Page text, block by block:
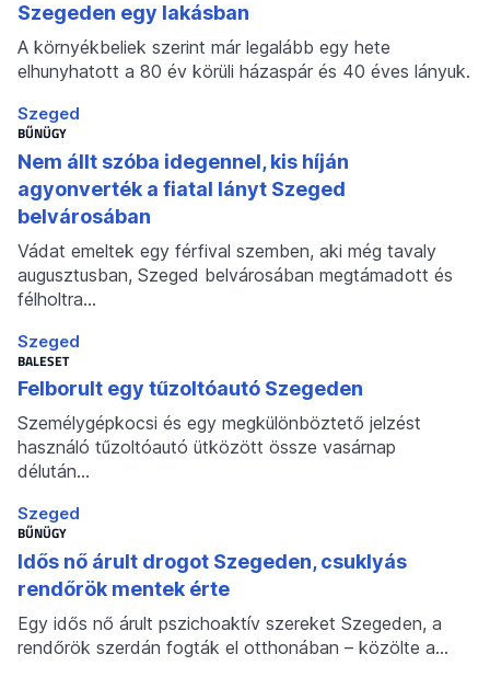
Szegeden egy lakásban
A környékbeliek szerint már legalább egy hete
elhunyhatott a 80 év körüli házaspár és 40 éves lányuk.
Szeged
BŰNÜGY
Nem állt szóba idegennel, kis híján
agyonverték a fiatal lányt Szeged
belvárosában
Vádat emeltek egy férfival szemben, aki még tavaly
augusztusban, Szeged belvárosában megtámadott és
félholtra…
Szeged
BALESET
Felborult egy tűzoltóautó Szegeden
Személygépkocsi és egy megkülönböztető jelzést
használó tűzoltóautó ütközött össze vasárnap
délután…
Szeged
BŰNÜGY
Idős nő árult drogot Szegeden, csuklyás
rendőrök mentek érte
Egy idős nő árult pszichoaktív szereket Szegeden, a
rendőrök szerdán fogták el otthonában – közölte a…